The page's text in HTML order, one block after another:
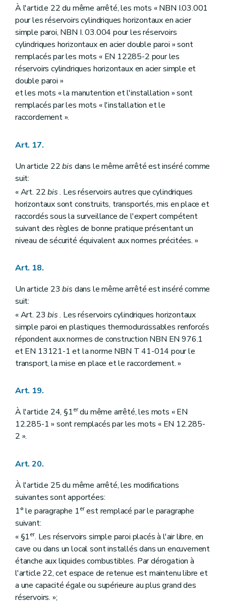
À l'article 22 du même arrêté, les mots « NBN I.03.001
pour les réservoirs cylindriques horizontaux en acier
simple paroi, NBN I. 03.004 pour les réservoirs
cylindriques horizontaux en acier double paroi » sont
remplacés par les mots « EN 12285-2 pour les
réservoirs cylindriques horizontaux en acier simple et
double paroi »
et les mots « la manutention et l'installation » sont
remplacés par les mots « l'installation et le
raccordement ».
Art. 17.
Un article 22bis dans le même arrêté est inséré comme
suit:
« Art. 22bis. Les réservoirs autres que cylindriques
horizontaux sont construits, transportés, mis en place et
raccordés sous la surveillance de l'expert compétent
suivant des règles de bonne pratique présentant un
niveau de sécurité équivalent aux normes précitées. »
Art. 18.
Un article 23bis dans le même arrêté est inséré comme
suit:
« Art. 23bis. Les réservoirs cylindriques horizontaux
simple paroi en plastiques thermodurcissables renforcés
répondent aux normes de construction NBN EN 976.1
et EN 13121-1 et la norme NBN T 41-014 pour le
transport, la mise en place et le raccordement. »
Art. 19.
À l'article 24, §1erdu même arrêté, les mots « EN
12.285-1 » sont remplacés par les mots « EN 12.285-
2 ».
Art. 20.
À l'article 25 du même arrêté, les modifications
suivantes sont apportées:
1° le paragraphe 1erest remplacé par le paragraphe
suivant:
« §1er. Les réservoirs simple paroi placés à l'air libre, en
cave ou dans un local sont installés dans un encuvement
étanche aux liquides combustibles. Par dérogation à
l'article 22, cet espace de retenue est maintenu libre et
a une capacité égale ou supérieure au plus grand des
réservoirs. »;